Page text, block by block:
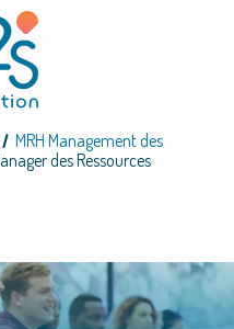
MRH Management des
des Ressources